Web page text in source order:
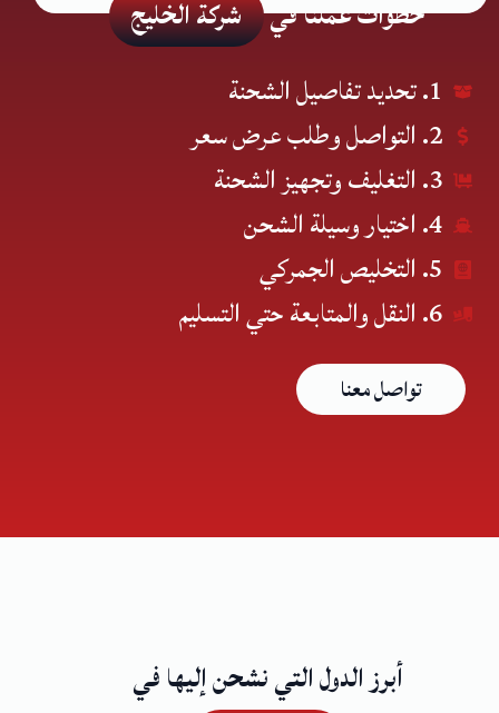
خطوات عملنا في شركة الخليج
1. تحديد تفاصيل الشحنة
2. التواصل وطلب عرض سعر
3. التغليف وتجهيز الشحنة
4. اختيار وسيلة الشحن
5. التخليص الجمركي
6. النقل والمتابعة حتي التسليم
تواصل معنا
أبرز الدول التي نشحن إليها في